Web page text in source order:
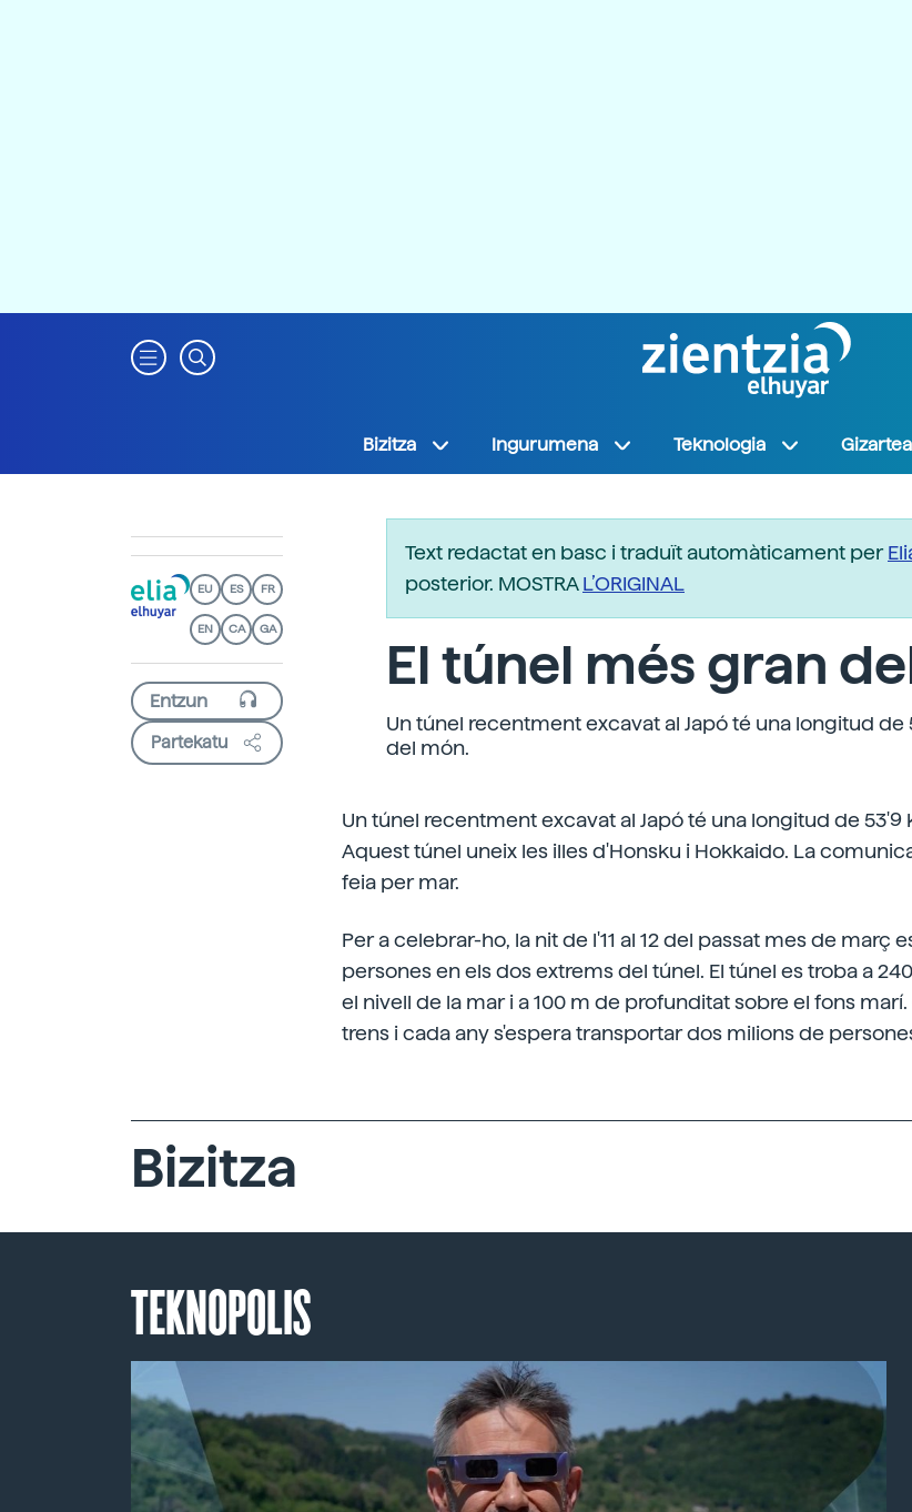
Bizitza Ingurumena Teknologia Gizartea
EU ES FR
EN CA GA
Partekatu
Text redactat en basc i traduït automàticament per
posterior. MOSTRAL’ORIGINAL
El túnel més gran
Un túnel recentment excavat al Japó té una longitud de
del món.
Un túnel recentment excavat al Japó té una longitud de 53'9
Aquest túnel uneix les illes d'Honsku i Hokkaido. La
feia per mar.
Per a celebrar-ho, la nit de l'11 al 12 del passat mes de març
persones en els dos extrems del túnel. El túnel es troba a
el nivell de la mar i a 100 m de profunditat sobre el fons
trens i cada any s'espera transportar dos milions de
Bizitza
TEKNOPOLIS